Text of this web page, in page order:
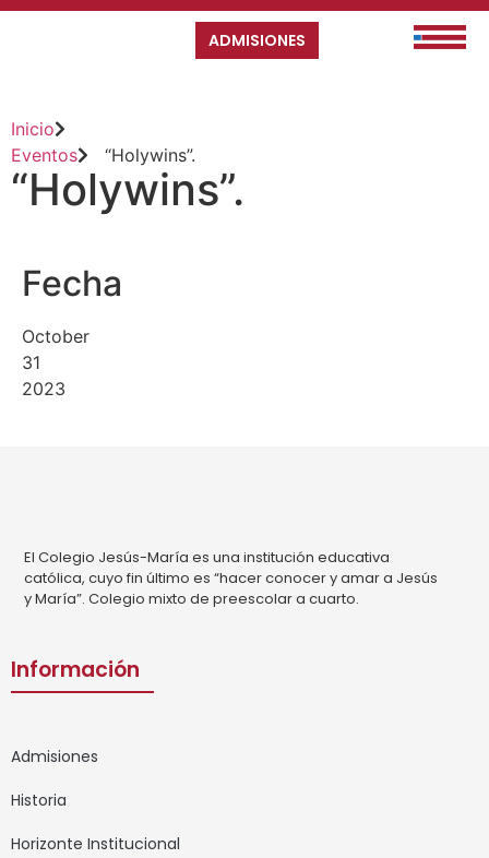
ADMISIONES
Inicio
Eventos
“Holywins”.
“Holywins”.
Fecha
October
31
2023
El Colegio Jesús-María es una institución educativa
católica, cuyo fin último es “hacer conocer y amar a Jesús
y María”. Colegio mixto de preescolar a cuarto.
Información
Admisiones
Historia
Horizonte Institucional